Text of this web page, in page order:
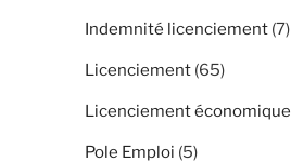
Indemnité licenciement (7)
Licenciement (65)
Licenciement économique
Pole Emploi (5)